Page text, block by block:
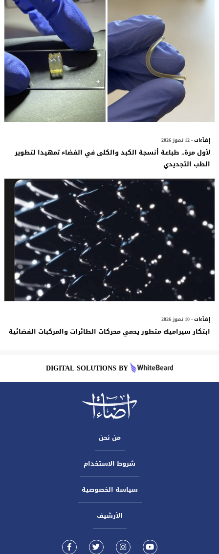
إضآءات- 12 تموز 2026
لأول مرة.. طباعة أنسجة الكبد والكلى في الفضاء تمهيدا لتطوير
الطب التجديدي
إضآءات- 10 تموز 2026
ابتكار سيراميك متطور يحمي محركات الطائرات والمركبات الفضائية
DIGITAL SOLUTIONS BY
من نحن
شروط الاستخدام
سياسة الخصوصية
الأرشيف